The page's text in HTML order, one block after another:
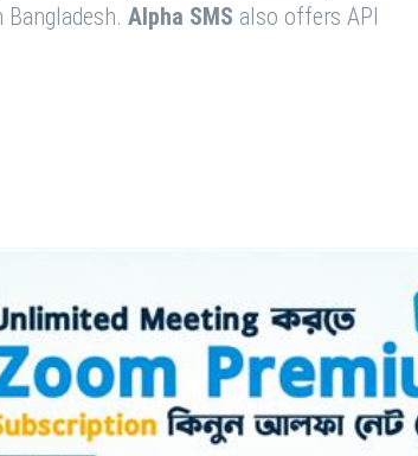
Alpha SMS also offers API